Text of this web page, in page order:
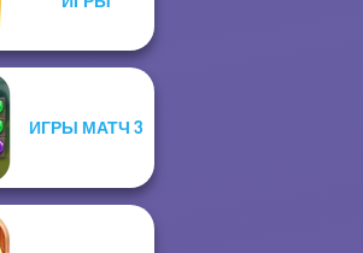
ИГРЫ МАТЧ 3